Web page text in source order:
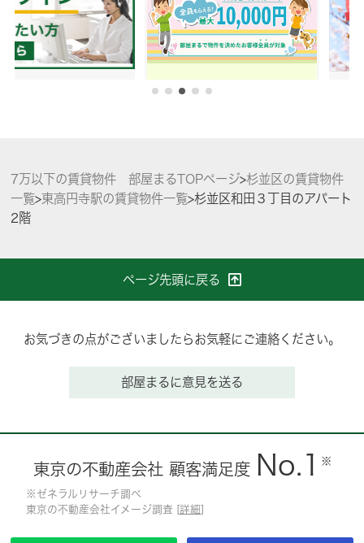
7万以下の賃貸物件 部屋まるTOPページ>杉並区の賃貸物件
一覧>東高円寺駅の賃貸物件一覧>杉並区和田３丁目のアパート
2階
ページ先頭に戻る
お気づきの点がございましたらお気軽にご連絡ください。
部屋まるに意見を送る
東京の不動産会社 顧客満足度 No.1 ※
※ゼネラルリサーチ調べ
東京の不動産会社イメージ調査 [詳細]